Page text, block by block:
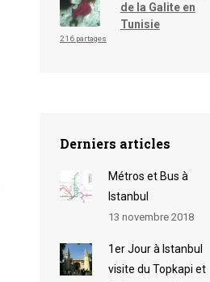
de la Galite en
Tunisie
216 partages
Derniers articles
Métros et Bus à
Istanbul
13 novembre 2018
1er Jour à Istanbul
visite du Topkapi et